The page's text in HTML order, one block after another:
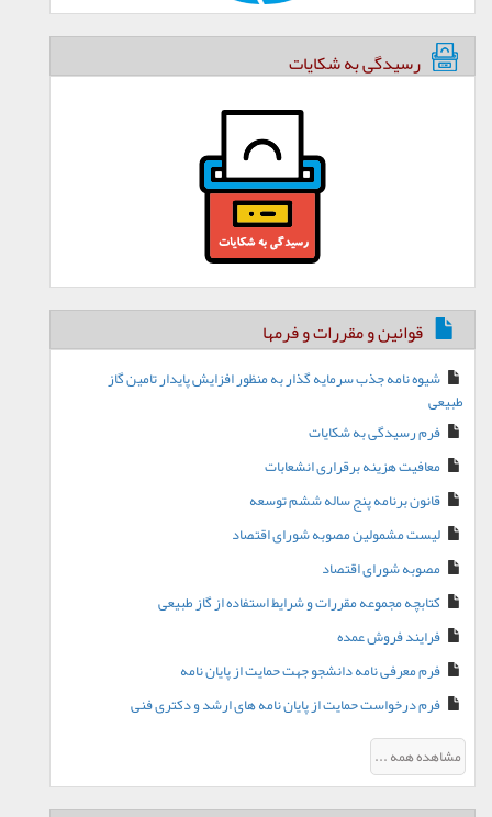
رسیدگی به شکایات
قوانین و مقررات و فرمها
شیوه نامه جذب سرمایه گذار به منظور افزایش پایدار تامین گاز
طبیعی
فرم رسیدگی به شکایات
معافیت هزینه برقراری انشعابات
قانون برنامه پنج ساله ششم توسعه
لیست مشمولین مصوبه شورای اقتصاد
مصوبه شورای اقتصاد
کتابچه مجموعه مقررات و شرایط استفاده از گاز طبیعی
فرایند فروش عمده
فرم معرفی نامه دانشجو جهت حمایت از پایان نامه
فرم درخواست حمایت از پایان نامه های ارشد و دکتری فنی
مشاهده همه ...